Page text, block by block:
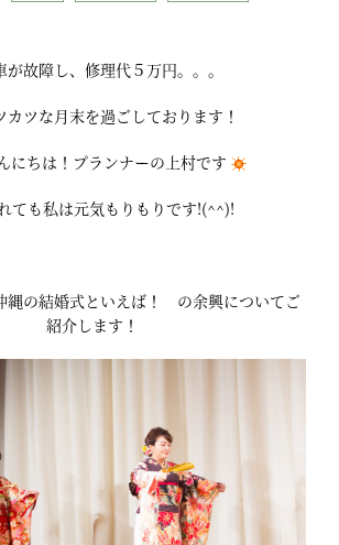
が故障し、修理代５万円。。。
カツな月末を過ごしております！
にちは！プランナーの上村です
ても私は元気もりもりです!(^^)!
縄の結婚式といえば！ の余興についてご
紹介します！